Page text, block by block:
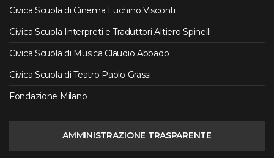
Civica Scuola di Cinema Luchino Visconti
Civica Scuola Interpreti e Traduttori Altiero Spinelli
Civica Scuola di Musica Claudio Abbado
Civica Scuola di Teatro Paolo Grassi
Fondazione Milano
AMMINISTRAZIONE TRASPARENTE